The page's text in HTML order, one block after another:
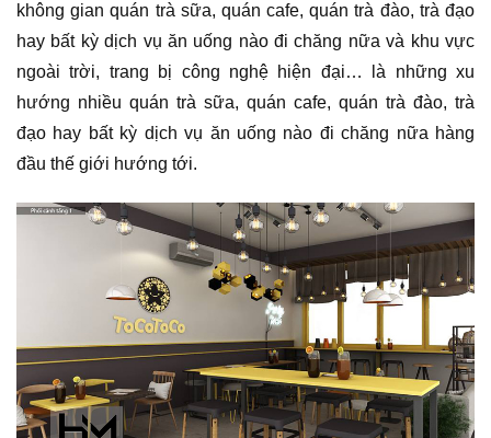
không gian quán trà sữa, quán cafe, quán trà đào, trà đạo
hay bất kỳ dịch vụ ăn uống nào đi chăng nữa và khu vực
ngoài trời, trang bị công nghệ hiện đại… là những xu
hướng nhiều quán trà sữa, quán cafe, quán trà đào, trà
đạo hay bất kỳ dịch vụ ăn uống nào đi chăng nữa hàng
đầu thế giới hướng tới.